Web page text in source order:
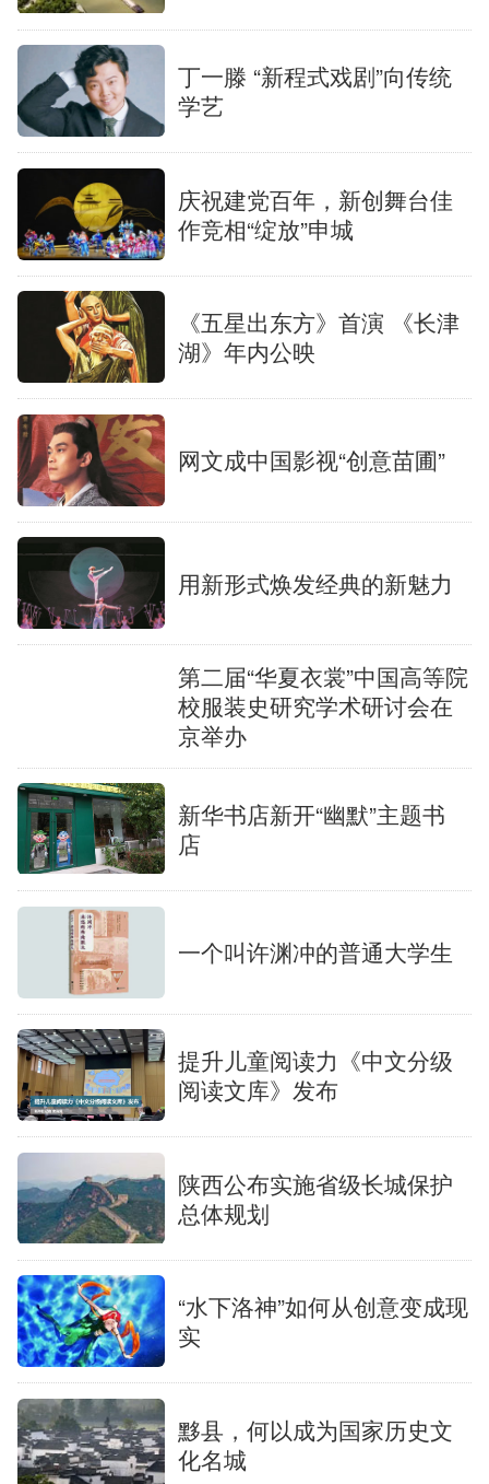
丁一滕 “新程式戏剧”向传统
学艺
庆祝建党百年，新创舞台佳
作竞相“绽放”申城
《五星出东方》首演 《长津
湖》年内公映
网文成中国影视“创意苗圃”
用新形式焕发经典的新魅力
第二届“华夏衣裳”中国高等院
校服装史研究学术研讨会在
京举办
新华书店新开“幽默”主题书
店
一个叫许渊冲的普通大学生
提升儿童阅读力《中文分级
阅读文库》发布
陕西公布实施省级长城保护
总体规划
“水下洛神”如何从创意变成现
实
黟县，何以成为国家历史文
化名城